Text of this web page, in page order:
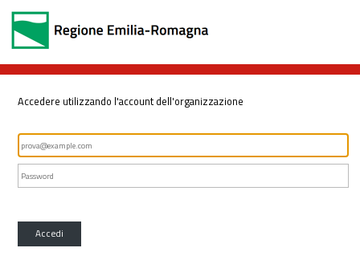
Accedere utilizzando l'account dell'organizzazione
Accedi